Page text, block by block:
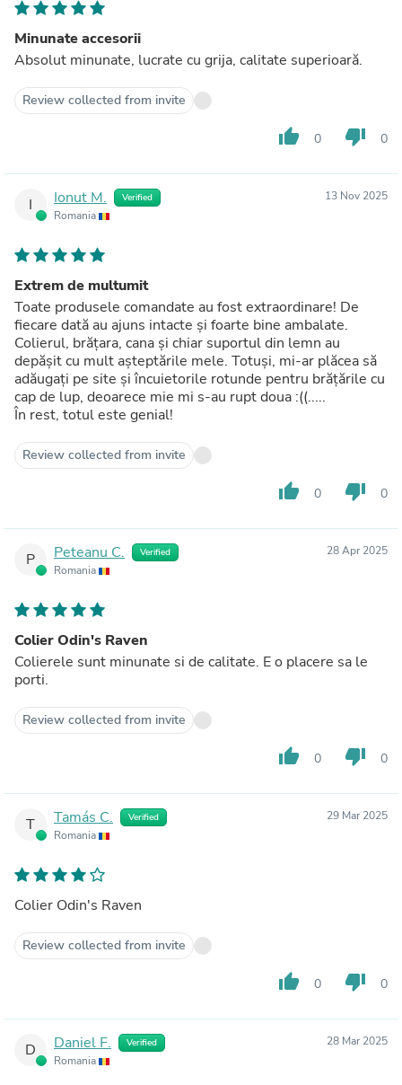
Minunate accesorii
Absolut minunate, lucrate cu grija, calitate superioară.
Review collected from invite
thumb_up 0 thumb_down 0
I Ionut M. Verified
Romania
13 Nov 2025
Extrem de multumit
Toate produsele comandate au fost extraordinare! De
fiecare dată au ajuns intacte și foarte bine ambalate.
Colierul, brățara, cana și chiar suportul din lemn au
depășit cu mult așteptările mele. Totuși, mi-ar plăcea să
adăugați pe site și încuietorile rotunde pentru brățările cu
cap de lup, deoarece mie mi s-au rupt doua :((.....
În rest, totul este genial!
Review collected from invite
thumb_up 0 thumb_down 0
P Peteanu C. Verified
Romania
28 Apr 2025
Colier Odin's Raven
Colierele sunt minunate si de calitate. E o placere sa le
porti.
Review collected from invite
thumb_up 0 thumb_down 0
T Tamás C. Verified
Romania
29 Mar 2025
Colier Odin's Raven
Review collected from invite
thumb_up 0 thumb_down 0
D Daniel F. Verified
Romania
28 Mar 2025